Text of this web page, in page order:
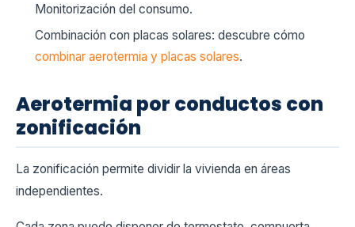
Monitorización del consumo.
Combinación con placas solares: descubre cómo
combinar aerotermia y placas solares.
Aerotermia por conductos con
zonificación
La zonificación permite dividir la vivienda en áreas
independientes.